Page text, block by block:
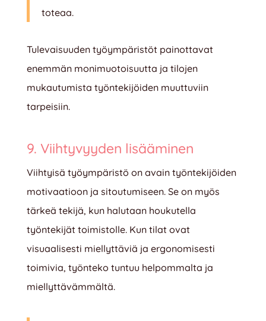
toteaa.
Tulevaisuuden työympäristöt painottavat
enemmän monimuotoisuutta ja tilojen
mukautumista työntekijöiden muuttuviin
tarpeisiin.
9. Viihtyvyyden lisääminen
Viihtyisä työympäristö on avain työntekijöiden
motivaatioon ja sitoutumiseen. Se on myös
tärkeä tekijä, kun halutaan houkutella
työntekijät toimistolle. Kun tilat ovat
visuaalisesti miellyttäviä ja ergonomisesti
toimivia, työnteko tuntuu helpommalta ja
miellyttävämmältä.